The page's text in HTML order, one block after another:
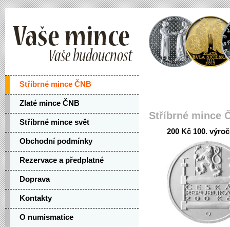
Stříbrné mince ČNB
Zlaté mince ČNB
Stříbrné mince svět
Obchodní podmínky
Rezervace a předplatné
Doprava
Kontakty
O numismatice
Stříbrné mince
200 Kč 100.